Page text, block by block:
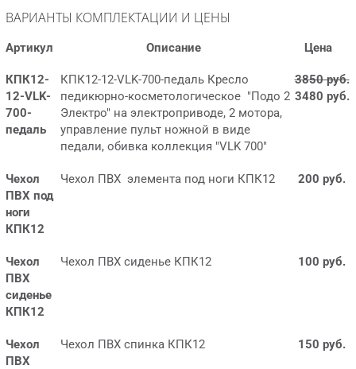
ВАРИАНТЫ КОМПЛЕКТАЦИИ И ЦЕНЫ
Артикул Описание Цена
КПК12-
12-VLK-
700-
педаль
КПК12-12-VLK-700-педаль Кресло
педикюрно-косметологическое "Подо 2
Электро" на электроприводе, 2 мотора,
управление пульт ножной в виде
педали, обивка коллекция "VLK 700"
3850 руб.
3480 руб.
Чехол
ПВХ под
ноги
КПК12
Чехол ПВХ элемента под ноги КПК12 200 руб.
Чехол
ПВХ
сиденье
КПК12
Чехол ПВХ сиденье КПК12 100 руб.
Чехол
ПВХ
Чехол ПВХ спинка КПК12 150 руб.